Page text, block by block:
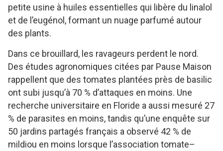
petite usine à huiles essentielles qui libère du linalol
et de l’eugénol, formant un nuage parfumé autour
des plants.
Dans ce brouillard, les ravageurs perdent le nord.
Des études agronomiques citées par Pause Maison
rappellent que des tomates plantées près de basilic
ont subi jusqu’à 70 % d’attaques en moins. Une
recherche universitaire en Floride a aussi mesuré 27
% de parasites en moins, tandis qu’une enquête sur
50 jardins partagés français a observé 42 % de
mildiou en moins lorsque l’association tomate–